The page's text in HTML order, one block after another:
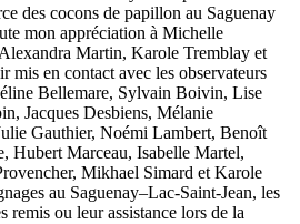
des cocons de papillon au Saguenay
mon appréciation à Michelle
Martin, Karole Tremblay et
mis en contact avec les observateurs
Bellemare, Sylvain Boivin, Lise
Jacques Desbiens, Mélanie
Gauthier, Noémi Lambert, Benoît
Hubert Marceau, Isabelle Martel,
Mikhael Simard et Karole
au Saguenay–Lac-Saint-Jean, les
remis ou leur assistance lors de la